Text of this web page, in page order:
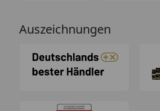
Auszeichnungen